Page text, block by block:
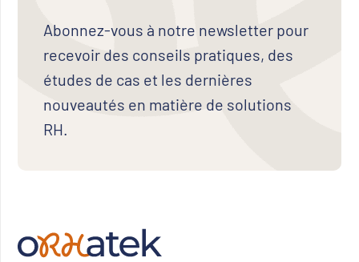
Abonnez-vous à notre newsletter pour
recevoir des conseils pratiques, des
études de cas et les dernières
nouveautés en matière de solutions
RH.